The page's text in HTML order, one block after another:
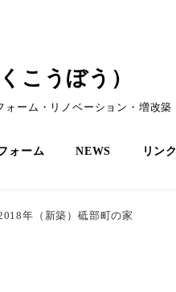
こうぼう）
ーム・リノベーション・増改築
ォーム NEWS リンク
年（新築）砥部町の家